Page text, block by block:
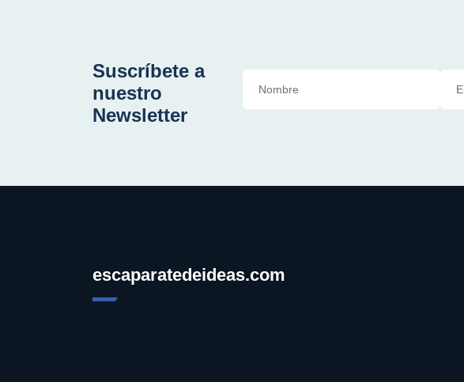
Suscríbete a
nuestro
Newsletter
escaparatedeideas.com